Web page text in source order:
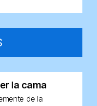
la cama
de la